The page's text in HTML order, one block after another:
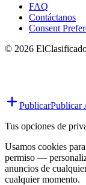
FAQ
Contáctanos
Consent
© 2026
PublicarPublicar
Tus opciones de
Usamos cookies
permiso —
anuncios de
cualquier momento.